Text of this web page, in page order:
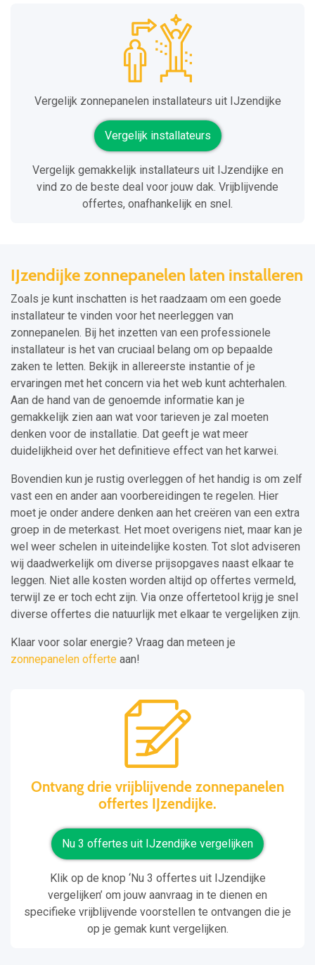
Vergelijk zonnepanelen installateurs uit IJzendijke
Vergelijk installateurs
Vergelijk gemakkelijk installateurs uit IJzendijke en
vind zo de beste deal voor jouw dak. Vrijblijvende
offertes, onafhankelijk en snel.
IJzendijke zonnepanelen laten installeren
Zoals je kunt inschatten is het raadzaam om een goede
installateur te vinden voor het neerleggen van
zonnepanelen. Bij het inzetten van een professionele
installateur is het van cruciaal belang om op bepaalde
zaken te letten. Bekijk in allereerste instantie of je
ervaringen met het concern via het web kunt achterhalen.
Aan de hand van de genoemde informatie kan je
gemakkelijk zien aan wat voor tarieven je zal moeten
denken voor de installatie. Dat geeft je wat meer
duidelijkheid over het definitieve effect van het karwei.
Bovendien kun je rustig overleggen of het handig is om zelf
vast een en ander aan voorbereidingen te regelen. Hier
moet je onder andere denken aan het creëren van een extra
groep in de meterkast. Het moet overigens niet, maar kan je
wel weer schelen in uiteindelijke kosten. Tot slot adviseren
wij daadwerkelijk om diverse prijsopgaves naast elkaar te
leggen. Niet alle kosten worden altijd op offertes vermeld,
terwijl ze er toch echt zijn. Via onze offertetool krijg je snel
diverse offertes die natuurlijk met elkaar te vergelijken zijn.
Klaar voor solar energie? Vraag dan meteen je
zonnepanelen offerte aan!
Ontvang drie vrijblijvende zonnepanelen
offertes IJzendijke.
Nu 3 offertes uit IJzendijke vergelijken
Klik op de knop ‘Nu 3 offertes uit IJzendijke
vergelijken’ om jouw aanvraag in te dienen en
specifieke vrijblijvende voorstellen te ontvangen die je
op je gemak kunt vergelijken.